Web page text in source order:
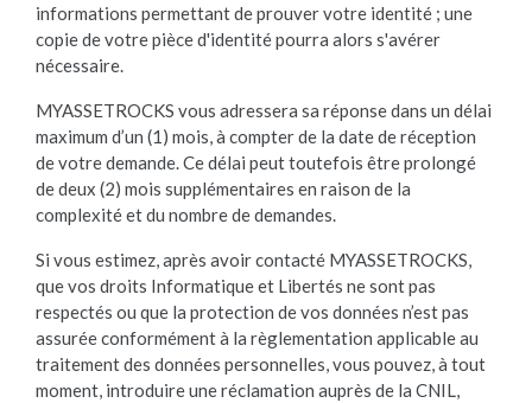
informations permettant de prouver votre identité ; une
copie de votre pièce d'identité pourra alors s'avérer
nécessaire.
MYASSETROCKS vous adressera sa réponse dans un délai
maximum d’un (1) mois, à compter de la date de réception
de votre demande. Ce délai peut toutefois être prolongé
de deux (2) mois supplémentaires en raison de la
complexité et du nombre de demandes.
Si vous estimez, après avoir contacté MYASSETROCKS,
que vos droits Informatique et Libertés ne sont pas
respectés ou que la protection de vos données n’est pas
assurée conformément à la règlementation applicable au
traitement des données personnelles, vous pouvez, à tout
moment, introduire une réclamation auprès de la CNIL,